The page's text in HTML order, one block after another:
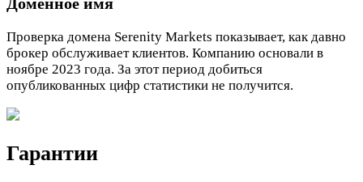
Проверка домена Serenity Markets показывает, как давно
брокер обслуживает клиентов. Компанию основали в
ноябре 2023 года. За этот период добиться
опубликованных цифр статистики не получится.
Гарантии